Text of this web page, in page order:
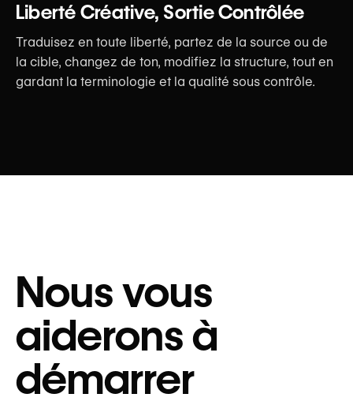
Liberté Créative, Sortie Contrôlée
Traduisez en toute liberté, partez de la source ou de
la cible, changez de ton, modifiez la structure, tout en
gardant la terminologie et la qualité sous contrôle.
Nous vous
aiderons à
démarrer